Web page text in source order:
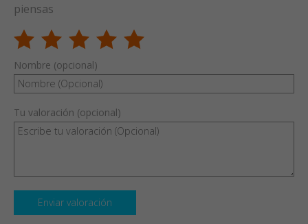
piensas
Nombre (opcional)
Tu valoración (opcional)
Enviar valoración